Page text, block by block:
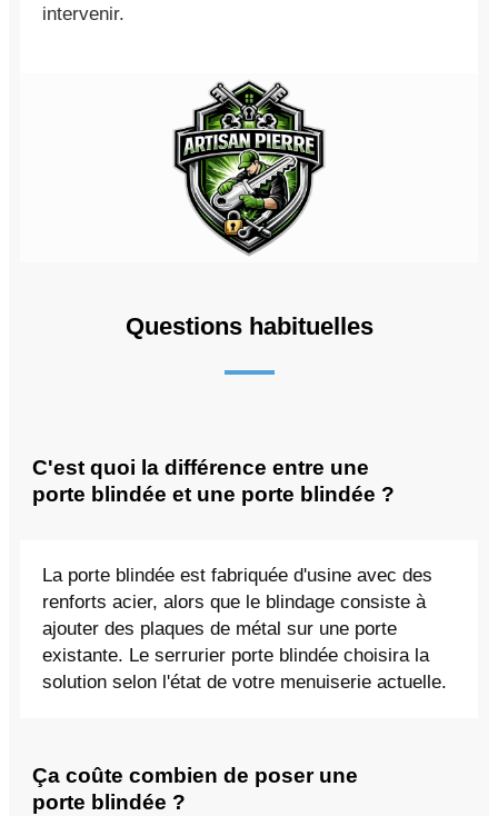
intervenir.
Questions habituelles
C'est quoi la différence entre une
porte blindée et une porte blindée ?
La porte blindée est fabriquée d'usine avec des
renforts acier, alors que le blindage consiste à
ajouter des plaques de métal sur une porte
existante. Le serrurier porte blindée choisira la
solution selon l'état de votre menuiserie actuelle.
Ça coûte combien de poser une
porte blindée ?